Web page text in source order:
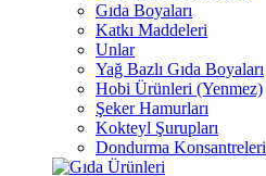
Gıda Boyaları
Katkı Maddeleri
Unlar
Yağ Bazlı Gıda Boyaları
Hobi Ürünleri (Yenmez)
Şeker Hamurları
Kokteyl Şurupları
Dondurma Konsantreleri